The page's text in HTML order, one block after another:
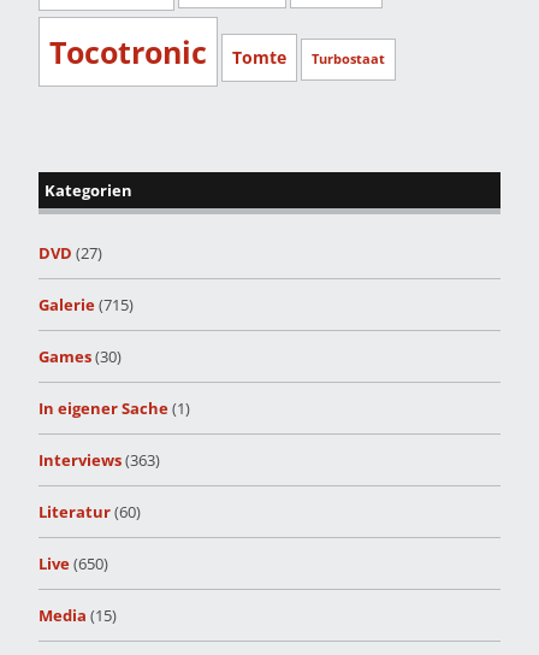
Tocotronic Tomte Turbostaat
Kategorien
DVD (27)
Galerie(715)
Games(30)
In eigener Sache(1)
Interviews(363)
Literatur(60)
Live(650)
Media (15)